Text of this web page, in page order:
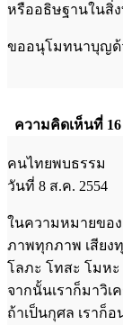
หรืออธิษฐานในสิ่
ขออนุโมทนาบุญด้
ความคิดเห็นที่ 16
คนไทยพบธรรม
วันที่ 8 ส.ค. 2554
ในความหมายขอ
ภาพทุกภาพ เสียง
โลภะ โทสะ โมห
จากนั้นเราก็มาวิเ
ถ้าเป็นกุศล เราก็